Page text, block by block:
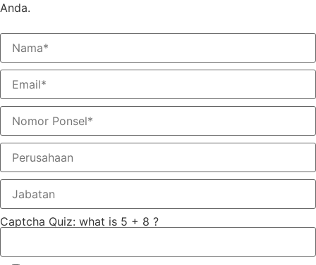
Anda.
Captcha Quiz: what is 5 + 8 ?